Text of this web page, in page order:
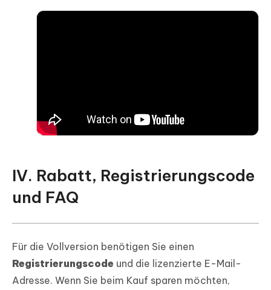
IV. Rabatt, Registrierungscode
und FAQ
Für die Vollversion benötigen Sie einen
Registrierungscode und die lizenzierte E-Mail-
Adresse. Wenn Sie beim Kauf sparen möchten,